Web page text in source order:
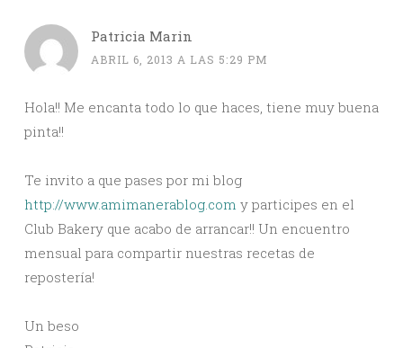
Patricia Marin
ABRIL 6, 2013 A LAS 5:29 PM
Hola!! Me encanta todo lo que haces, tiene muy buena
pinta!!
Te invito a que pases por mi blog
http://www.amimanerablog.com y participes en el
Club Bakery que acabo de arrancar!! Un encuentro
mensual para compartir nuestras recetas de
repostería!
Un beso